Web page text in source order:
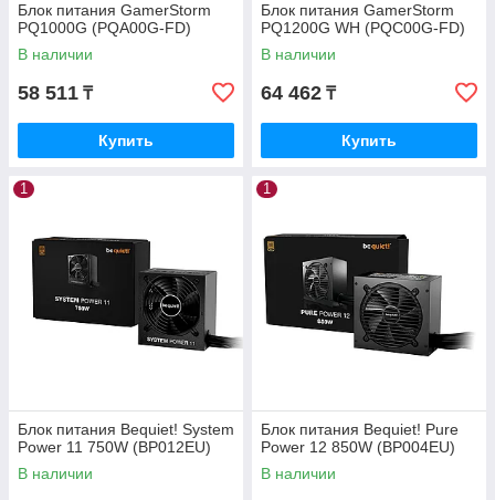
Блок питания GamerStorm
PQ1000G (PQA00G-FD)
В наличии
58 511 ₸
Купить
Блок питания GamerStorm
PQ1200G WH (PQC00G-FD)
В наличии
64 462 ₸
Купить
1
Блок питания Bequiet! System
Power 11 750W (BP012EU)
В наличии
1
Блок питания Bequiet! Pure
Power 12 850W (BP004EU)
В наличии